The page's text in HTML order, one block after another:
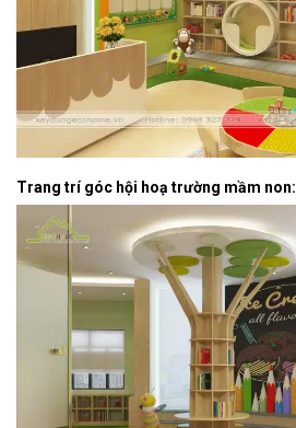
Trang trí góc hội hoạ trường mầm non: